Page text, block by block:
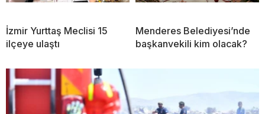
İzmir Yurttaş Meclisi 15
ilçeye ulaştı
Menderes Belediyesi’nde
başkanvekili kim olacak?